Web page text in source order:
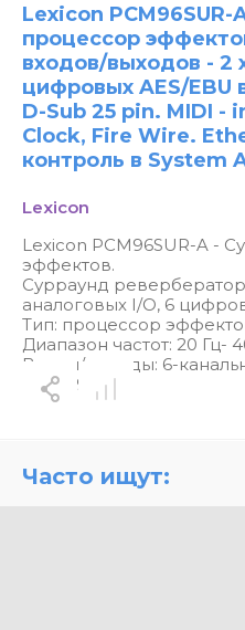
Lexicon PCM96SUR-
процессор
входов/выходов - 2
цифровых AES/EBU
D-Sub 25 pin. MIDI -
Clock, Fire Wire.
контроль в System
Lexicon
Lexicon PCM96SUR-A -
эффектов.
Сурраунд
аналоговых I/O, 6
Тип: процессор
Диапазон частот: 20 Гц-
Входы/выходы: 6-
Вес: 3,9 кг
Часто ищут: